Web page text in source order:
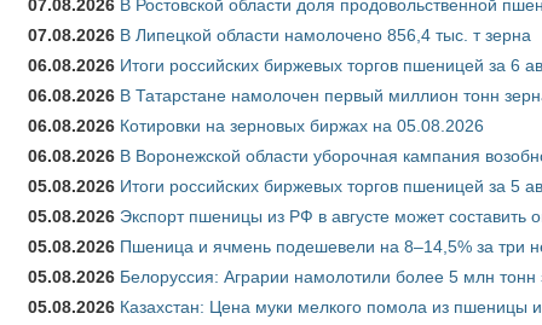
07.08.2026 В Ростовской области доля продовольственной
07.08.2026 В Липецкой области намолочено 856,4 тыс. т зерна
06.08.2026 Итоги российских биржевых торгов пшеницей за 6
06.08.2026 В Татарстане намолочен первый миллион тонн
06.08.2026 Котировки на зерновых биржах на 05.08.2026
06.08.2026 В Воронежской области уборочная кампания
05.08.2026 Итоги российских биржевых торгов пшеницей за 5
05.08.2026 Экспорт пшеницы из РФ в августе может составить
05.08.2026 Пшеница и ячмень подешевели на 8–14,5% за три
05.08.2026 Белоруссия: Аграрии намолотили более 5 млн тонн
05.08.2026 Казахстан: Цена муки мелкого помола из пшеницы